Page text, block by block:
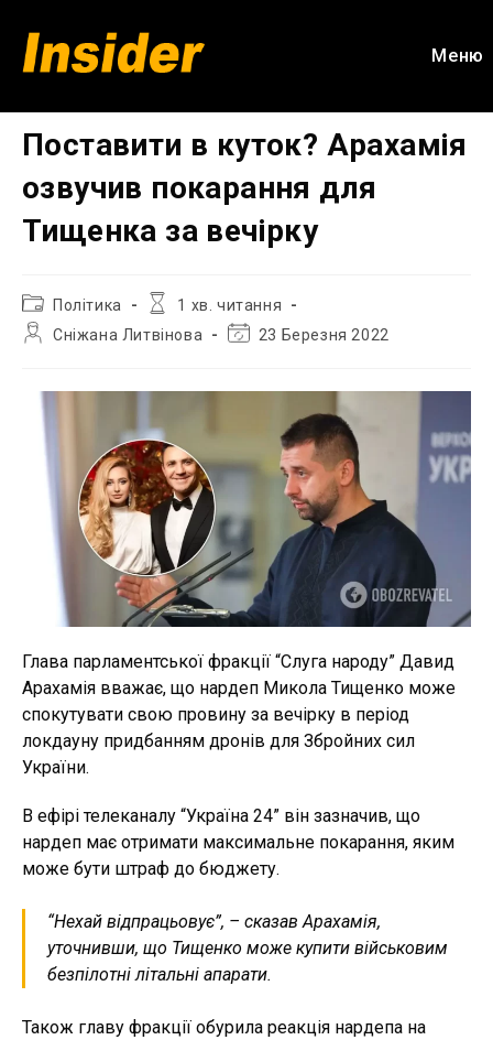
вмісту
Меню
Поставити в куток? Арахамія
озвучив покарання для
Тищенка за вечірку
Категорія
запису:
Політика
Час
1 хв. читання
АвторСніжана Литвінова
Остання23 Березня 2022
Глава парламентської фракції “Слуга народу” Давид
Арахамія вважає, що нардеп Микола Тищенко може
спокутувати свою провину за вечірку в період
локдауну придбанням дронів для Збройних сил
України.
В ефірі телеканалу “Україна 24” він зазначив, що
нардеп має отримати максимальне покарання, яким
може бути штраф до бюджету.
“Нехай відпрацьовує”, – сказав Арахамія,
уточнивши, що Тищенко може купити військовим
безпілотні літальні апарати.
Також главу фракції обурила реакція нардепа на